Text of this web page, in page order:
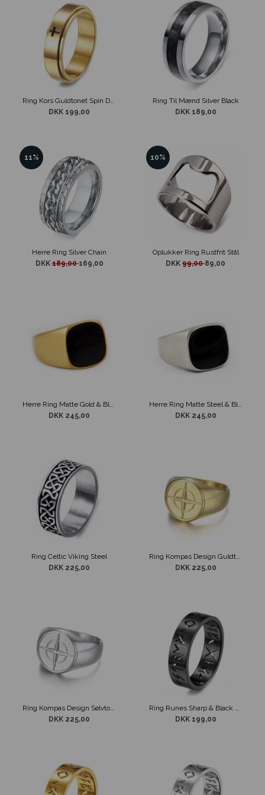
DKK 199,00
Ring Til Mænd Silver Black
DKK 189,00
11%
Herre Ring Silver Chain
DKK189,00169,00
10%
Oplukker Ring Rustfrit Stål
DKK99,0089,00
Herre Ring Matte Gold & Black
DKK 245,00
Herre Ring Matte Steel & Black
DKK 245,00
Ring Celtic Viking Steel
DKK 225,00
Ring Kompas Design Guldtonet
DKK 225,00
Ring Kompas Design Sølvtonet
DKK 225,00
Ring Runes Sharp & Black Design
DKK 199,00